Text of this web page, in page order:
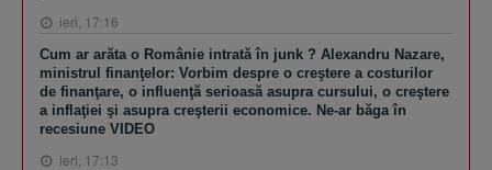
ieri, 17:16
Cum ar arăta o Românie intrată în junk ? Alexandru Nazare,
ministrul finanţelor: Vorbim despre o creştere a costurilor
de finanţare, o influenţă serioasă asupra cursului, o creştere
a inflaţiei şi asupra creşterii economice. Ne-ar băga în
recesiune VIDEO
ieri, 17:13